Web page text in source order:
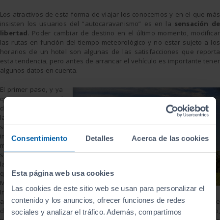
Consentimiento Detalles Acerca de las cookies
Esta página web usa cookies
Las cookies de este sitio web se usan para personalizar el
contenido y los anuncios, ofrecer funciones de redes
sociales y analizar el tráfico. Además, compartimos
Los atractivos de esta forma de viajar los conocemos y en el que más
insisten los usuarios del “autocaravanismo” es en la sensación de
libertad. Poder cambiar de destino en el último momento, modificar
las rutas en función del tiempo meteorológico y no estar sujeto a los
horarios de un hotel son algunas de las satisfacciones que reporta
esta tendencia, pero antes de arrancar el vehículo es importante tener
algunos datos en cuenta.
El primer paso, y ya
que el
desconocimiento de
la ley no exime de
su cumplimiento, es
importante tener a
mano el Boletín
sobre Movilidad en
la Autocaravana
que edita el
Ministerio del
Interior. En él se
aclaran numerosos conceptos y se establece el reglamento al que
debe estar sujeto el propietario de este transporte y que, por tanto,